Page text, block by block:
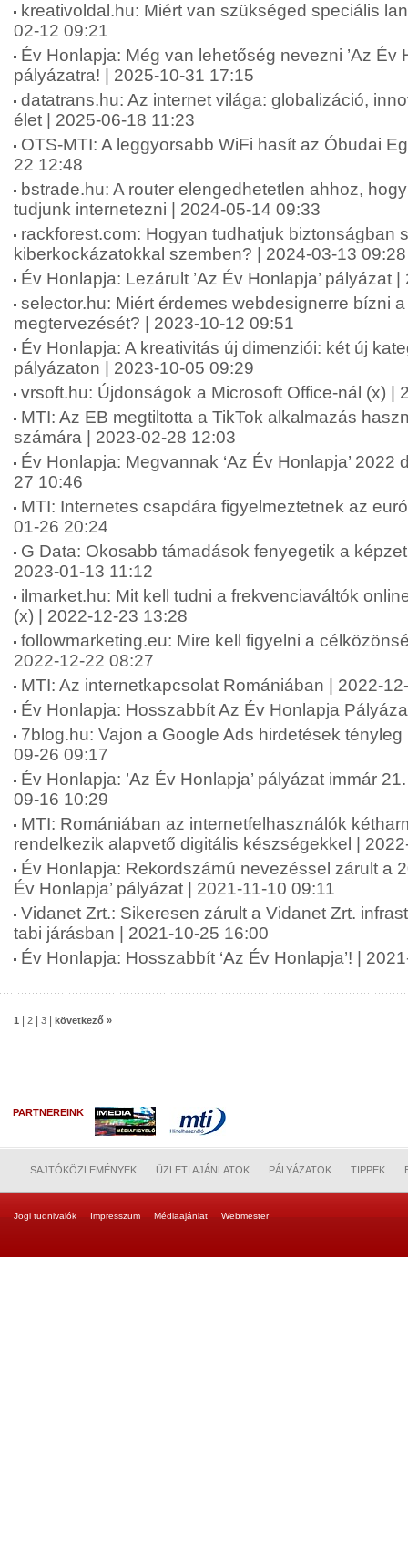
kreativoldal.hu: Miért van szükséged speciális
02-12 09:21
Év Honlapja: Még van lehetőség nevezni ’Az Év
pályázatra! | 2025-10-31 17:15
datatrans.hu: Az internet világa: globalizáció,
élet | 2025-06-18 11:23
OTS-MTI: A leggyorsabb WiFi hasít az Óbudai
22 12:48
bstrade.hu: A router elengedhetetlen ahhoz,
tudjunk internetezni | 2024-05-14 09:33
rackforest.com: Hogyan tudhatjuk biztonságban
kiberkockázatokkal szemben? | 2024-03-13 09:28
Év Honlapja: Lezárult ’Az Év Honlapja’ pályázat
selector.hu: Miért érdemes webdesignerre bízni
megtervezését? | 2023-10-12 09:51
Év Honlapja: A kreativitás új dimenziói: két új
pályázaton | 2023-10-05 09:29
vrsoft.hu: Újdonságok a Microsoft Office-nál (x) |
MTI: Az EB megtiltotta a TikTok alkalmazás
számára | 2023-02-28 12:03
Év Honlapja: Megvannak ‘Az Év Honlapja’ 2022
27 10:46
MTI: Internetes csapdára figyelmeztetnek az
01-26 20:24
G Data: Okosabb támadások fenyegetik a
2023-01-13 11:12
ilmarket.hu: Mit kell tudni a frekvenciaváltók
(x) | 2022-12-23 13:28
followmarketing.eu: Mire kell figyelni a
2022-12-22 08:27
MTI: Az internetkapcsolat Romániában | 2022-
Év Honlapja: Hosszabbít Az Év Honlapja
7blog.hu: Vajon a Google Ads hirdetések
09-26 09:17
Év Honlapja: ’Az Év Honlapja’ pályázat immár
09-16 10:29
MTI: Romániában az internetfelhasználók
rendelkezik alapvető digitális készségekkel |
Év Honlapja: Rekordszámú nevezéssel zárult a
Év Honlapja’ pályázat | 2021-11-10 09:11
Vidanet Zrt.: Sikeresen zárult a Vidanet Zrt.
tabi járásban | 2021-10-25 16:00
Év Honlapja: Hosszabbít ‘Az Év Honlapja’! |
1 2 3 következő »
PARTNEREINK
SAJTÓKÖZLEMÉNYEK ÜZLETI AJÁNLATOK PÁLYÁZATOK TIPPEK
Jogi tudnivalók Impresszum Médiaajánlat Webmester